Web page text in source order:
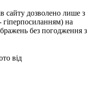
сайту дозволено лише з
гіперпосиланням) на
без погодження з
від